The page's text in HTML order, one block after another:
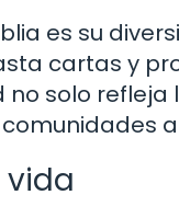
es su
cartas y
solo